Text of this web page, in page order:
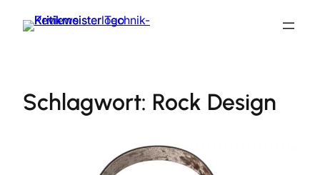
Inhalt
Schlagwort: Rock Design